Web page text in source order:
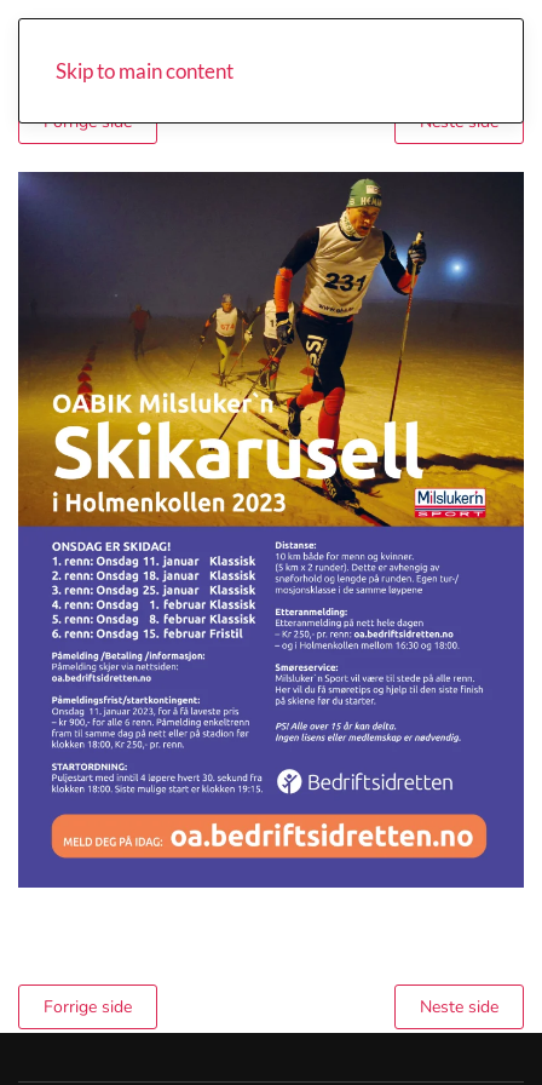
Skip to main content
Forrige side Neste side
Forrige side Neste side